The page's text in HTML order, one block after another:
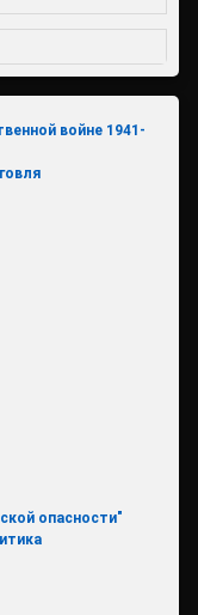
войне 1941-
опасности"